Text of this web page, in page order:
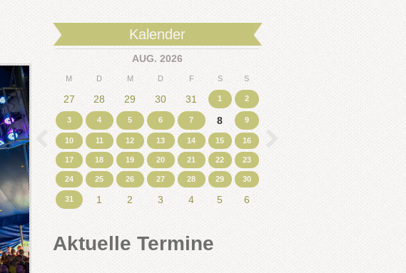
Kalender
AUG. 2026
M D M D F S S
27 28 29 30 31 1 2
3 4 5 6 7 8 9
10 11 12 13 14 15 16
17 18 19 20 21 22 23
24 25 26 27 28 29 30
31 1 2 3 4 5 6
Aktuelle Termine